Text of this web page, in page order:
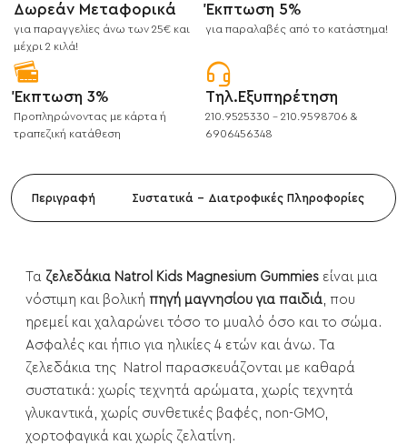
Δωρεάν Μεταφορικά
για παραγγελίες άνω των 25€ και
μέχρι 2 κιλά!
Έκπτωση 5%
για παραλαβές από το κατάστημα!
Έκπτωση 3%
Προπληρώνοντας με κάρτα ή
τραπεζική κατάθεση
Τηλ.Εξυπηρέτηση
210.9525330 - 210.9598706 &
6906456348
Περιγραφή Συστατικά - Διατροφικές Πληροφορίες
Τα ζελεδάκια Natrol Kids Magnesium Gummies είναι μια
νόστιμη και βολική πηγή μαγνησίου για παιδιά, που
ηρεμεί και χαλαρώνει τόσο το μυαλό όσο και το σώμα.
Ασφαλές και ήπιο για ηλικίες 4 ετών και άνω. Τα
ζελεδάκια της Natrol παρασκευάζονται με καθαρά
συστατικά: χωρίς τεχνητά αρώματα, χωρίς τεχνητά
γλυκαντικά, χωρίς συνθετικές βαφές, non-GMO,
χορτοφαγικά και χωρίς ζελατίνη.